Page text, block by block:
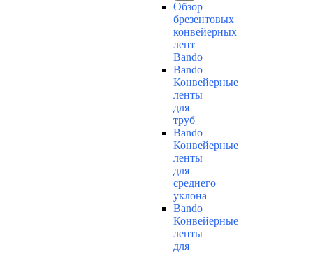
Обзор
брезентовых
конвейерных
лент
Bando
Bando
Конвейерные
ленты
для
труб
Bando
Конвейерные
ленты
для
среднего
уклона
Bando
Конвейерные
ленты
для